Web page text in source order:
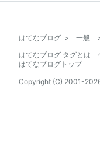
はてなブログ > 一般
はてなブログ タグとは
はてなブログトップ
Copyright (C) 2001-